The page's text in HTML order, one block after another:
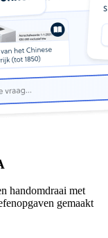
handomdraai met
gemaakt